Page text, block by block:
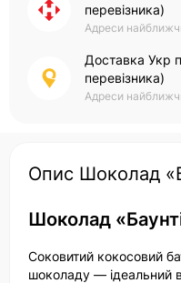
перевізника)
Адреси
Доставка Укр
перевізника)
Адреси
Опис Шоколад
Шоколад
Соковитий кокосовий
шоколаду — ідеальний